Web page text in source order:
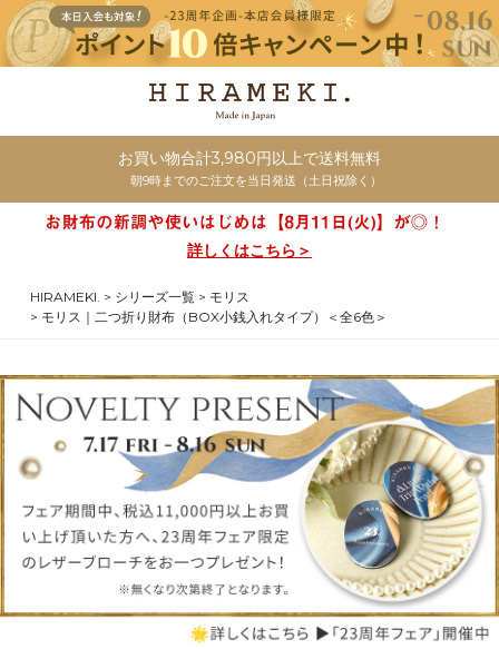
お買い物合計3,980円以上で送料無料
朝9時までのご注文を当日発送（土日祝除く）
詳しくはこちら＞
HIRAMEKI. シリーズ一覧
モリス
モリス｜二つ折り財布（BOX小銭入れタイプ）＜全6色＞